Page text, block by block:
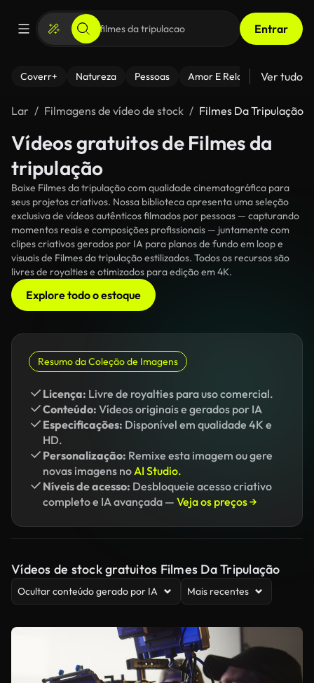
Entrar
Coverr+ Natureza Pessoas Amor E Relacionamentos
Ver tudo
Lar Filmagens de vídeo de stock Filmes Da Tripulação
Vídeos gratuitos de Filmes da
tripulação
Baixe Filmes da tripulação com qualidade cinematográfica para
seus projetos criativos. Nossa biblioteca apresenta uma seleção
exclusiva de vídeos autênticos filmados por pessoas — capturando
momentos reais e composições profissionais — juntamente com
clipes criativos gerados por IA para planos de fundo em loop e
visuais de Filmes da tripulação estilizados. Todos os recursos são
livres de royalties e otimizados para edição em 4K.
Explore todo o estoque
Resumo da Coleção de Imagens
Licença: Livre de royalties para uso comercial.
Conteúdo: Vídeos originais e gerados por IA
Especificações: Disponível em qualidade 4K e
HD.
Personalização: Remixe esta imagem ou gere
novas imagens noAI Studio.
Níveis de acesso: Desbloqueie acesso criativo
completo e IA avançada — Veja os preços →
Vídeos de stock gratuitos Filmes Da Tripulação
Ocultar conteúdo gerado por IA Mais recentes